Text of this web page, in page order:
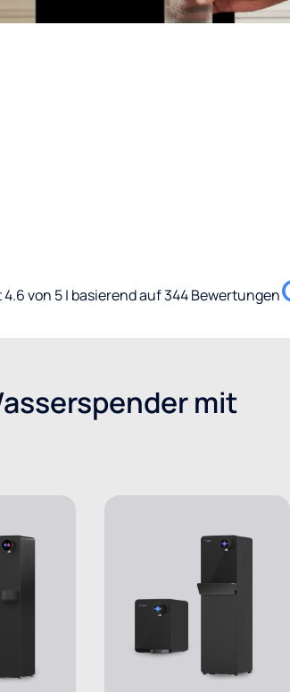
von 5 | basierend auf 344 Bewertungen
mit